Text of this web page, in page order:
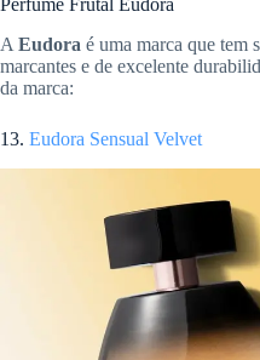
Perfume Frutal Eudora
A Eudora é uma marca que tem
marcantes e de excelente
da marca:
13. Eudora Sensual Velvet